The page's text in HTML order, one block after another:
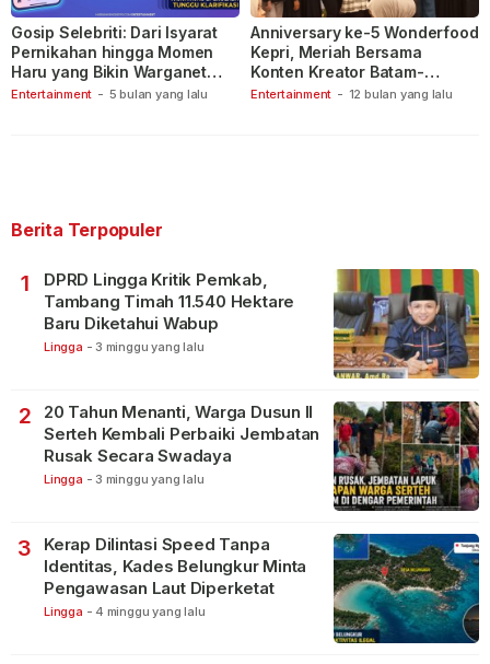
Entertainment - 5 bulan yang lalu
Gosip Selebriti: Dari Isyarat
Pernikahan hingga Momen
Haru yang Bikin Warganet
Berspekulasi
Entertainment - 12 bulan yang lalu
Anniversary ke-5 Wonderfood
Kepri, Meriah Bersama
Konten Kreator Batam-
Tanjungpinang
Berita Terpopuler
1
DPRD Lingga Kritik Pemkab,
Tambang Timah 11.540 Hektare
Baru Diketahui Wabup
Lingga - 3 minggu yang lalu
2
20 Tahun Menanti, Warga Dusun II
Serteh Kembali Perbaiki Jembatan
Rusak Secara Swadaya
Lingga - 3 minggu yang lalu
3
Kerap Dilintasi Speed Tanpa
Identitas, Kades Belungkur Minta
Pengawasan Laut Diperketat
Lingga - 4 minggu yang lalu